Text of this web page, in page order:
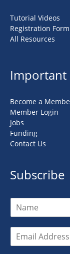
Tutorial Videos
Registration
All Resources
Important
Become a
Member Login
Jobs
Funding
Contact Us
Subscribe